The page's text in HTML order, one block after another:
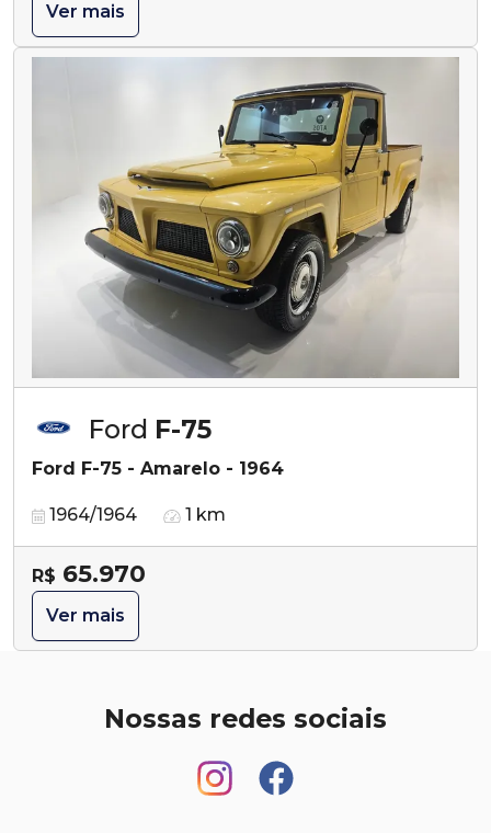
Ver mais
Ford F-75
Ford F-75 - Amarelo - 1964
1964/1964 1 km
R$ 65.970
Ver mais
Nossas redes sociais